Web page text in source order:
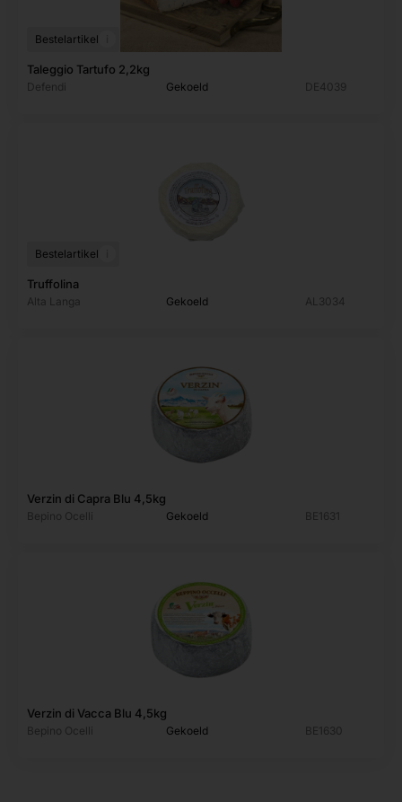
Bestelartikel
Taleggio Tartufo 2,2kg
Defendi Gekoeld DE4039
Bestelartikel
Truffolina
Alta Langa Gekoeld AL3034
Verzin di Capra Blu 4,5kg
Bepino Ocelli Gekoeld BE1631
Verzin di Vacca Blu 4,5kg
Bepino Ocelli Gekoeld BE1630